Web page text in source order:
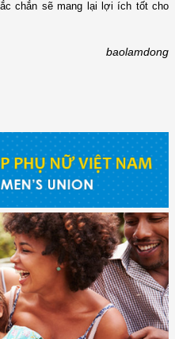
chắn sẽ mang lại lợi ích tốt cho
baolamdong